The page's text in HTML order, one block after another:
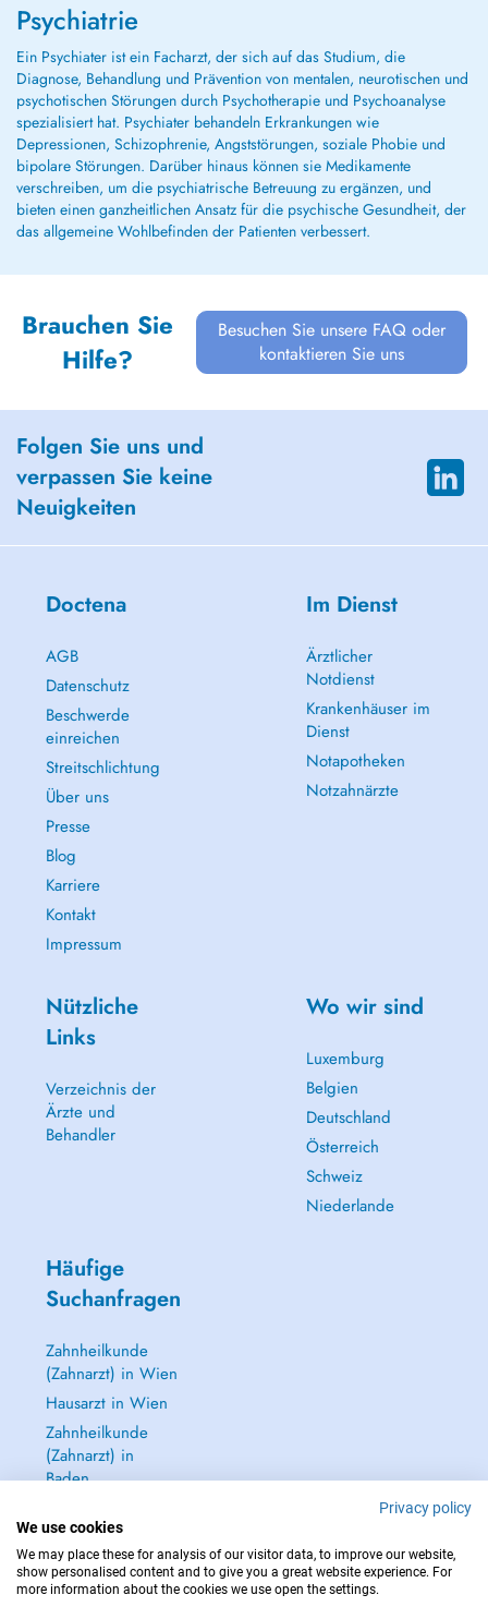
Psychiatrie
Ein Psychiater ist ein Facharzt, der sich auf das Studium, die
Diagnose, Behandlung und Prävention von mentalen, neurotischen und
psychotischen Störungen durch Psychotherapie und Psychoanalyse
spezialisiert hat. Psychiater behandeln Erkrankungen wie
Depressionen, Schizophrenie, Angststörungen, soziale Phobie und
bipolare Störungen. Darüber hinaus können sie Medikamente
verschreiben, um die psychiatrische Betreuung zu ergänzen, und
bieten einen ganzheitlichen Ansatz für die psychische Gesundheit, der
das allgemeine Wohlbefinden der Patienten verbessert.
Brauchen Sie
Hilfe?
Besuchen Sie unsere FAQ oder
kontaktieren Sie uns
Folgen Sie uns und
verpassen Sie keine
Neuigkeiten
Doctena
AGB
Datenschutz
Beschwerde
einreichen
Streitschlichtung
Über uns
Presse
Blog
Karriere
Kontakt
Impressum
Im Dienst
Ärztlicher
Notdienst
Krankenhäuser im
Dienst
Notapotheken
Notzahnärzte
Nützliche
Links
Verzeichnis der
Ärzte und
Behandler
Wo wir sind
Luxemburg
Belgien
Deutschland
Österreich
Schweiz
Niederlande
Häufige
Suchanfragen
Zahnheilkunde
(Zahnarzt) in Wien
Hausarzt in Wien
Zahnheilkunde
(Zahnarzt) in
Baden
(Hautarzt) in Baden
Alle anzeigen →
Privacy policy
We use cookies
We may place these for analysis of our visitor data, to improve our website,
show personalised content and to give you a great website experience. For
more information about the cookies we use open the settings.